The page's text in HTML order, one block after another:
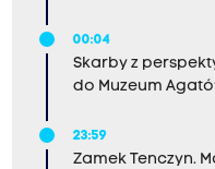
00:04
Skarby z
do Muzeum
23:59
Zamek Tenczyn.